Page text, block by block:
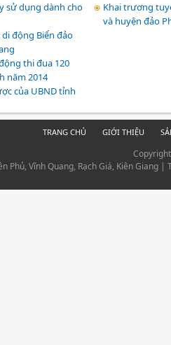
sử dụng dành cho
động Biển đảo
thi đua 120
năm 2014
của UBND tỉnh
Khai trương
và huyện đảo
TRANG CHỦ GIỚI THIỆU
Phủ, Vĩnh Quang, Rạch Giá, Kiên Giang